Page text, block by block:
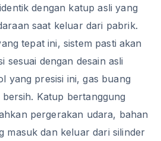
dengan katup asli yang
saat keluar dari pabrik.
tepat ini, sistem pasti akan
sesuai dengan desain asli
yang presisi ini, gas buang
Katup bertanggung
pergerakan udara, bahan
masuk dan keluar dari silinder